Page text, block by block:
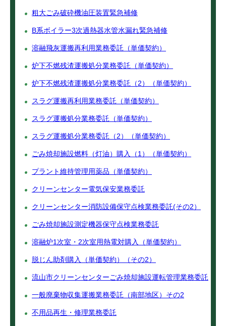
粗大ごみ破砕機油圧装置緊急補修
B系ボイラー3次過熱器水管水漏れ緊急補修
溶融飛灰運搬再利用業務委託（単価契約）
炉下不燃残渣運搬処分業務委託（単価契約）
炉下不燃残渣運搬処分業務委託（2）（単価契約）
スラグ運搬再利用業務委託（単価契約）
スラグ運搬処分業務委託（単価契約）
スラグ運搬処分業務委託（2）（単価契約）
ごみ焼却施設燃料（灯油）購入（1）（単価契約）
プラント維持管理用薬品（単価契約）
クリーンセンター電気保安業務委託
クリーンセンター消防設備保守点検業務委託(その2）
ごみ焼却施設測定機器保守点検業務委託
溶融炉1次室・2次室用熱電対購入（単価契約）
脱じん助剤購入（単価契約）（その2）
流山市クリーンセンターごみ焼却施設運転管理業務委託
一般廃棄物収集運搬業務委託（南部地区）その2
不用品再生・修理業務委託